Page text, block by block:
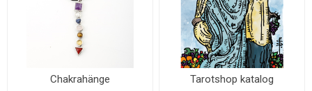
Chakrahänge Tarotshop katalog